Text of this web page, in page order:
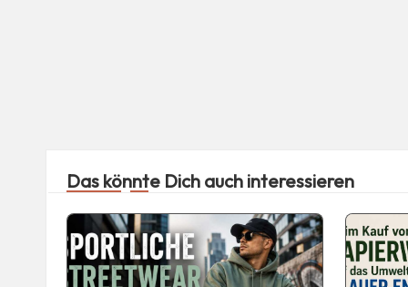
Das könnte Dich auch interessieren